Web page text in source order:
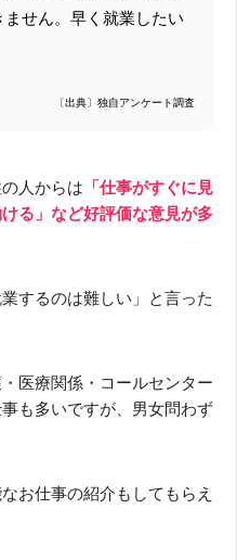
せん。早く就業したい
〔出典〕独自アンケート調査
人からは 「仕事がすぐに見
る」など好評価な意見が多
するのは難しい」と言った
医療関係・コールセンター
も多いですが、男女問わず
お仕事の紹介もしてもらえ